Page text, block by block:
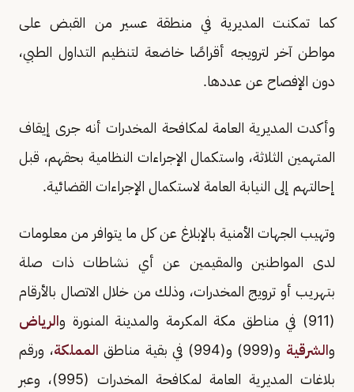
كما تمكنت المديرية في منطقة عسير من القبض على
مواطن آخر لترويجه أقراصًا خاضعة لتنظيم التداول الطبي،
دون الإفصاح عن عددها.
وأكدت المديرية العامة لمكافحة المخدرات أنه جرى إيقاف
المتهمين الثلاثة، واستكمال الإجراءات النظامية بحقهم، قبل
إحالتهم إلى النيابة العامة لاستكمال الإجراءات القضائية.
وتهيب الجهات الأمنية بالإبلاغ عن كل ما يتوافر من معلومات
لدى المواطنين والمقيمين عن أي نشاطات ذات صلة
بتهريب أو ترويج المخدرات، وذلك من خلال الاتصال بالأرقام
(911) في مناطق مكة المكرمة والمدينة المنورة و
الرياض
والشرقية و(999) و(994) في بقية مناطق المملكة، ورقم
بلاغات المديرية العامة لمكافحة المخدرات (995)، وعبر